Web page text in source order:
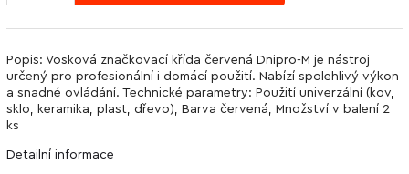
Popis: Vosková značkovací křída červená Dnipro-M je nástroj
určený pro profesionální i domácí použití. Nabízí spolehlivý výkon
a snadné ovládání. Technické parametry: Použití univerzální (kov,
sklo, keramika, plast, dřevo), Barva červená, Množství v balení 2
ks
Detailní informace